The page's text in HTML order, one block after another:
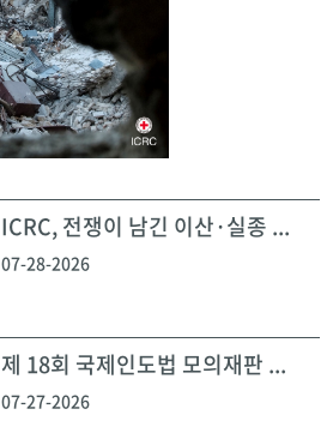
ICRC, 전쟁이 남긴 이산·실종 ...
07-28-2026
제 18회 국제인도법 모의재판 ...
07-27-2026